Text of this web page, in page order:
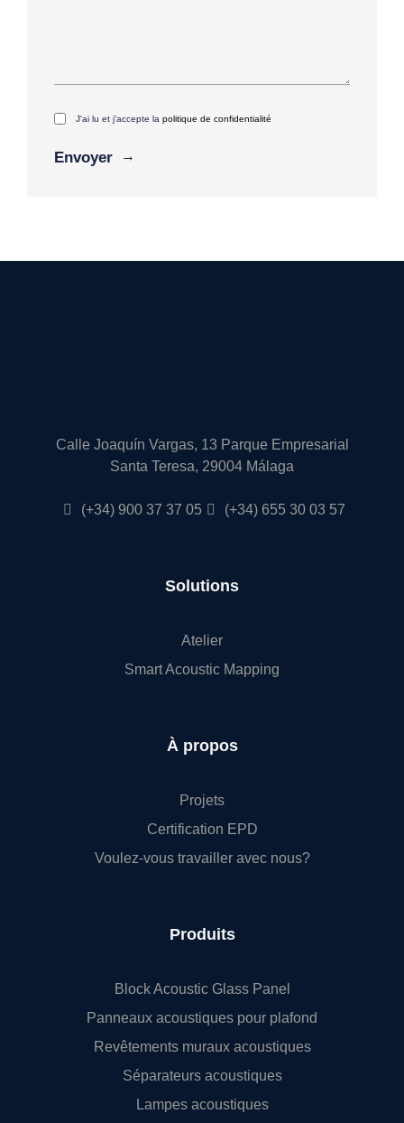
J'ai lu et j'accepte la politique de confidentialité
Calle Joaquín Vargas, 13 Parque Empresarial
Santa Teresa, 29004 Málaga
(+34) 900 37 37 05 (+34) 655 30 03 57
Solutions
Atelier
Smart Acoustic Mapping
À propos
Projets
Certification EPD
Voulez-vous travailler avec nous?
Produits
Block Acoustic Glass Panel
Panneaux acoustiques pour plafond
Revêtements muraux acoustiques
Séparateurs acoustiques
Lampes acoustiques